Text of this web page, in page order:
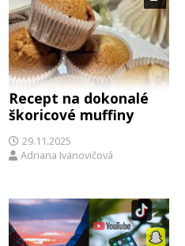
Recept na dokonalé
škoricové muffiny
29.11.2025
Adriana Ivanovičová